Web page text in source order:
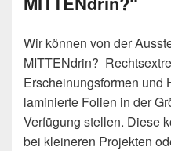
Wir können von der
MITTENdrin?
Erscheinungsformen und
laminierte Folien in der
Verfügung stellen. Diese
bei kleineren Projekten